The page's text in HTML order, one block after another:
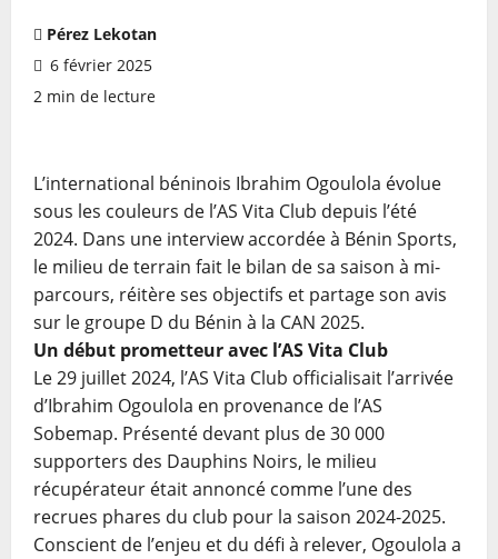
Pérez Lekotan
6 février 2025
2 min de lecture
L’international béninois Ibrahim Ogoulola évolue
sous les couleurs de l’AS Vita Club depuis l’été
2024. Dans une interview accordée à Bénin Sports,
le milieu de terrain fait le bilan de sa saison à mi-
parcours, réitère ses objectifs et partage son avis
sur le groupe D du Bénin à la CAN 2025.
Un début prometteur avec l’AS Vita Club
Le 29 juillet 2024, l’AS Vita Club officialisait l’arrivée
d’Ibrahim Ogoulola en provenance de l’AS
Sobemap. Présenté devant plus de 30 000
supporters des Dauphins Noirs, le milieu
récupérateur était annoncé comme l’une des
recrues phares du club pour la saison 2024-2025.
Conscient de l’enjeu et du défi à relever, Ogoulola a